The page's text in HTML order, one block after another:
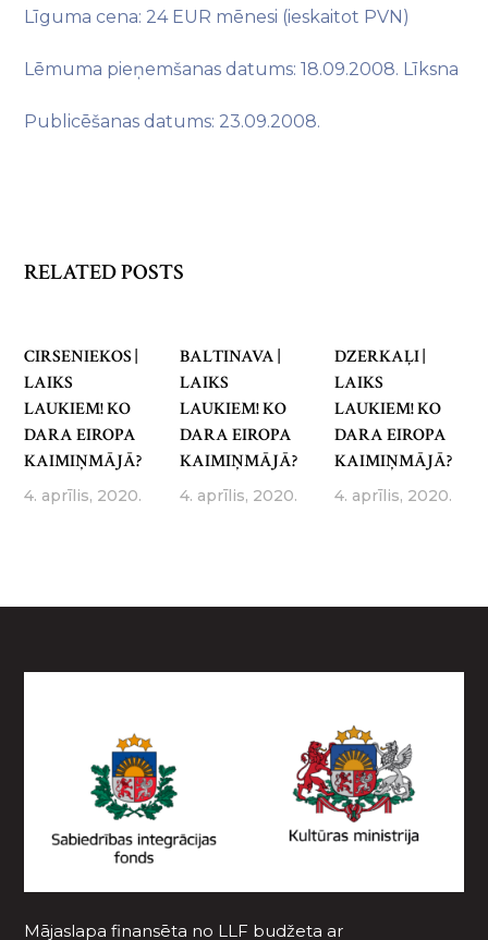
Līguma cena: 24 EUR mēnesi (ieskaitot PVN)
Lēmuma pieņemšanas datums: 18.09.2008. Līksna
Publicēšanas datums: 23.09.2008.
RELATED POSTS
CIRSENIEKOS |
LAIKS
LAUKIEM! KO
DARA EIROPA
KAIMIŅMĀJĀ?
4. aprīlis, 2020.
BALTINAVA |
LAIKS
LAUKIEM! KO
DARA EIROPA
KAIMIŅMĀJĀ?
4. aprīlis, 2020.
DZERKAĻI |
LAIKS
LAUKIEM! KO
DARA EIROPA
KAIMIŅMĀJĀ?
4. aprīlis, 2020.
Mājaslapa finansēta no LLF budžeta ar